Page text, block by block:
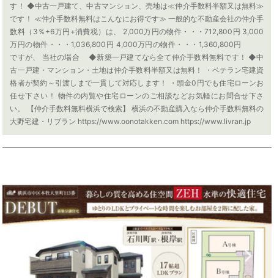
す！ ◆中古一戸建て、中古マンション、売地は≪仲介手数料半額又は無料≫
です！ ≪仲介手数料無料はこんなにお得です≫ 一般的な不動産会社の仲介手
数料（3％+6万円+消費税）は、 2,000万円の物件・・・712,800円 3,000
万円の物件・・・1,036,800円 4,000万円の物件・・・1,360,800円
ですが、 当社の場合 ◆新築一戸建てなら全て仲介手数料無料です！ ◆中
古一戸建・マンション・土地は仲介手数料半額又は無料！ ・ベテラン宅建資
格者が契約～引渡しまで一貫して対応します！ ・頭金0円でも住宅ローンお
任せ下さい！ 物件の内覧や住宅ローンのご相談などお気軽にお問合せ下さ
い。 【仲介手数料無料横浜で検索】 横浜の不動産購入なら仲介手数料無料の
大野宅建・リブラン https://www.oonotakken.com https://www.livran.jp
Previous